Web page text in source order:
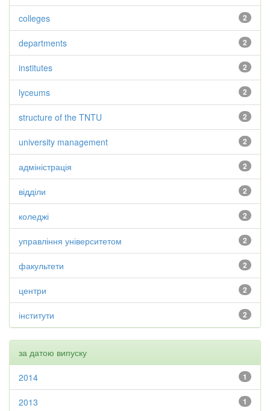
2
colleges
2
departments
2
institutes
2
lyceums
2
structure of the TNTU
2
university management
2
адміністрація
2
відділи
2
коледжі
2
управління університетом
2
факультети
2
центри
2
інститути
за датою випуску
1
2014
1
2013